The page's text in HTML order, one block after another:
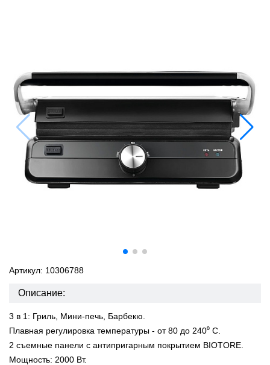
Артикул: 10306788
Описание:
3 в 1: Гриль, Мини-печь, Барбекю.
Плавная регулировка температуры - от 80 до 240⁰ C.
2 съемные панели с антипригарным покрытием BIOTORE.
Мощность: 2000 Вт.